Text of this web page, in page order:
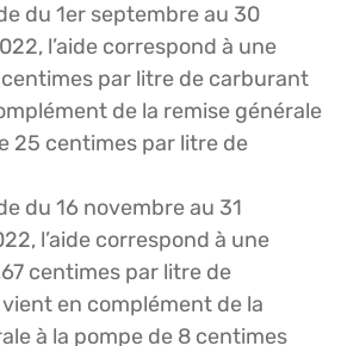
du 1er septembre au 30
l’aide correspond à une
centimes par litre de carburant
de la remise générale
25 centimes par litre de
du 16 novembre au 31
l’aide correspond à une
centimes par litre de
en complément de la
à la pompe de 8 centimes